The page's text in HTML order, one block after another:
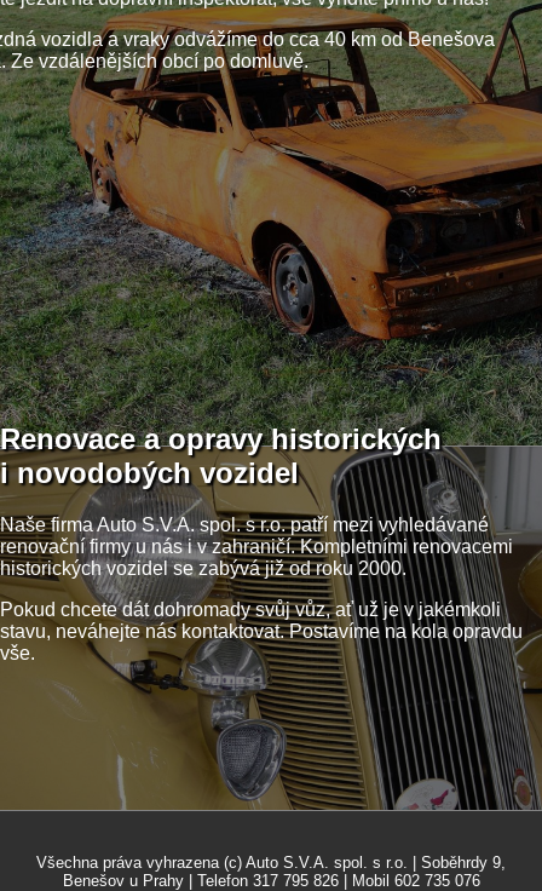
vozidla a vraky odvážíme do cca 40 km od Benešova
Ze vzdálenějších obcí po domluvě.
Renovace a opravy historických
i novodobých vozidel
Naše firma Auto S.V.A. spol. s r.o. patří mezi vyhledávané
renovační firmy u nás i v zahraničí. Kompletními renovacemi
historických vozidel se zabývá již od roku 2000.
Pokud chcete dát dohromady svůj vůz, ať už je v jakémkoli
stavu, neváhejte nás kontaktovat. Postavíme na kola opravdu
vše.
Všechna práva vyhrazena (c) Auto S.V.A. spol. s r.o. | Soběhrdy 9,
Benešov u Prahy | Telefon 317 795 826 | Mobil 602 735 076